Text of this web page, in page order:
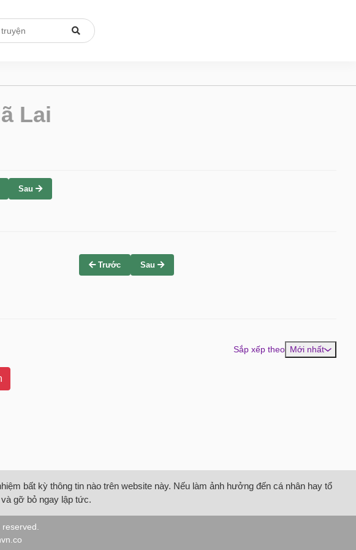
Lai
Sau
Trước Sau
Sắp xếp theo Mới nhất
bất kỳ thông tin nào trên website này. Nếu làm ảnh hưởng đến cá nhân hay tổ
gỡ bỏ ngay lập tức.
reserved.